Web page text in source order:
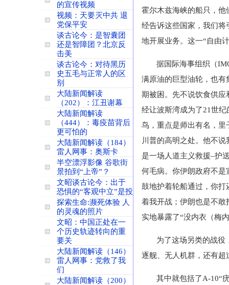
的宣传视频
视频：天要灭中共 退
党保平安
谈古论今：是智囊团
还是智障团？北京反
击美
谈古论今：对待黑历
史五毛与正常人的区
别
大陆新闻解读
（202）：江丑谢幕
大陆新闻解读
（444）：毒疫苗背后
更可怕的
大陆新闻解读（184）
雷人网事：奥斯卡
半空漂浮影像 谷歌街
景拍到“上帝”？
文昭谈古论今：出于
恐惧的“客观中立”是投
探索生命:濒死体验 人
的灵魂的照片
文昭：中国正处在一
个历史轨迹转向的重
要关
大陆新闻解读（146）
雷人网事：党救了我
们
大陆新闻解读（200）
霍尔木兹海峡的船只，
经告诉这些国家，我们
地开展业务。这一“自由
据国际海事组织（
满原油的巨型油轮，也
期被困。先不说饮食供
经让波斯湾成为了21世
鸟，重点是师出有名，
川普的高明之处。他不
是一场人道主义救援–护
何毛病。你伊朗政府不
鼓地护着轮船通过，你
着我开战；伊朗也是不敢
实地暴露了“没内衣（梅
为了这场另类的战役
逐舰、无人机群，还有超
其中就包括了A-10“